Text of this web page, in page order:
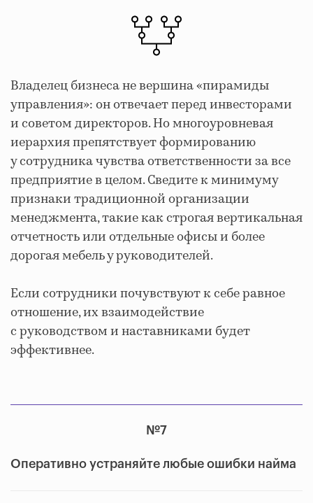
Владелец бизнеса не вершина «пирамиды
управления»: он отвечает перед инвесторами
и советом директоров. Но многоуровневая
иерархия препятствует формированию
у сотрудника чувства ответственности за все
предприятие в целом. Сведите к минимуму
признаки традиционной организации
менеджмента, такие как строгая вертикальная
отчетность или отдельные офисы и более
дорогая мебель у руководителей.
Если сотрудники почувствуют к себе равное
отношение, их взаимодействие
с руководством и наставниками будет
эффективнее.
№7
Оперативно устраняйте любые ошибки найма